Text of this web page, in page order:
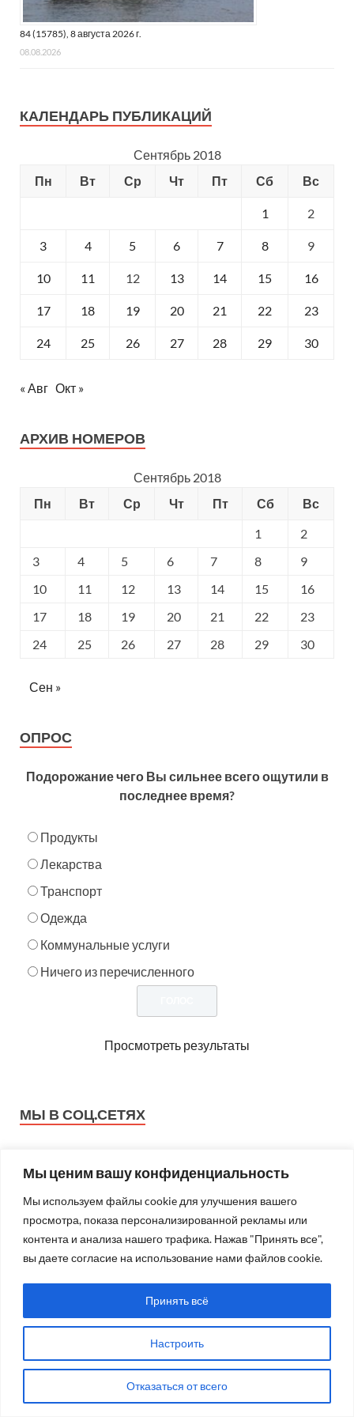
Мы ценим вашу конфиденциальность
Мы используем файлы cookie для улучшения вашего
просмотра, показа персонализированной рекламы или
контента и анализа нашего трафика. Нажав "Принять все",
вы даете согласие на использование нами файлов cookie.
Настроить
Отказаться от всего
Принять всё
84 (15785), 8 августа 2026 г.
08.08.2026
КАЛЕНДАРЬ ПУБЛИКАЦИЙ
Сентябрь 2018
Пн
Вт Ср Чт Пт Сб Вс
1 2
3 4 5 6 7 8 9
10 11 12 13 14 15 16
17 18 19 20 21 22 23
24 25 26 27 28 29 30
« Авг Окт »
АРХИВ НОМЕРОВ
Сентябрь 2018
Пн
Вт Ср Чт Пт Сб
Вс
1
2
3
4 5 6 7 8
9
10
11 12 13 14 15
16
17
18 19 20 21 22
23
24
25 26 27 28 29 30
Сен »
ОПРОС
Подорожание чего Вы сильнее всего ощутили в
последнее время?
Продукты
Лекарства
Транспорт
Одежда
Коммунальные услуги
Ничего из перечисленного
Просмотреть результаты
МЫ В СОЦ.СЕТЯХ
БЛОГ РЕДАКЦИИ